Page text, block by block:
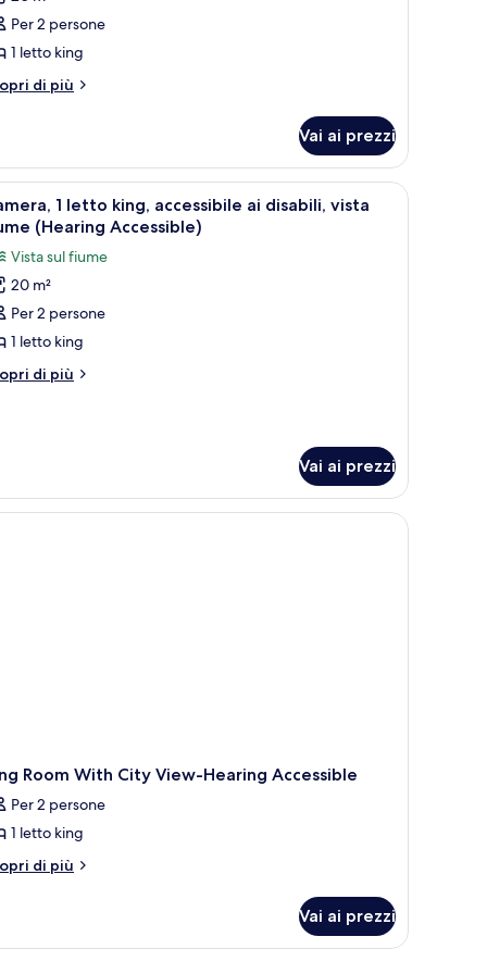
Per 2 persone
1 letto king
di più
Vai ai prezzi
postazione laptop Una camera d'albergo con un letto, una
6
1 letto king, accessibile ai disabili, vista
(Hearing Accessible)
Vista sul fiume
20 m²
Per 2 persone
1 letto king
di più
Vai ai prezzi
d'arte appese al muro.
Room With City View-Hearing Accessible
Per 2 persone
1 letto king
di più
Vai ai prezzi